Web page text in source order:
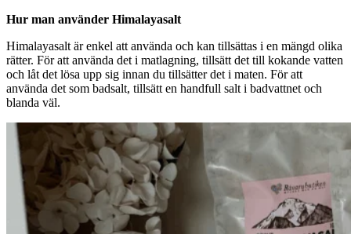
Hur man använder Himalayasalt
Himalayasalt är enkel att använda och kan tillsättas i en mängd olika
rätter. För att använda det i matlagning, tillsätt det till kokande vatten
och låt det lösa upp sig innan du tillsätter det i maten. För att
använda det som badsalt, tillsätt en handfull salt i badvattnet och
blanda väl.